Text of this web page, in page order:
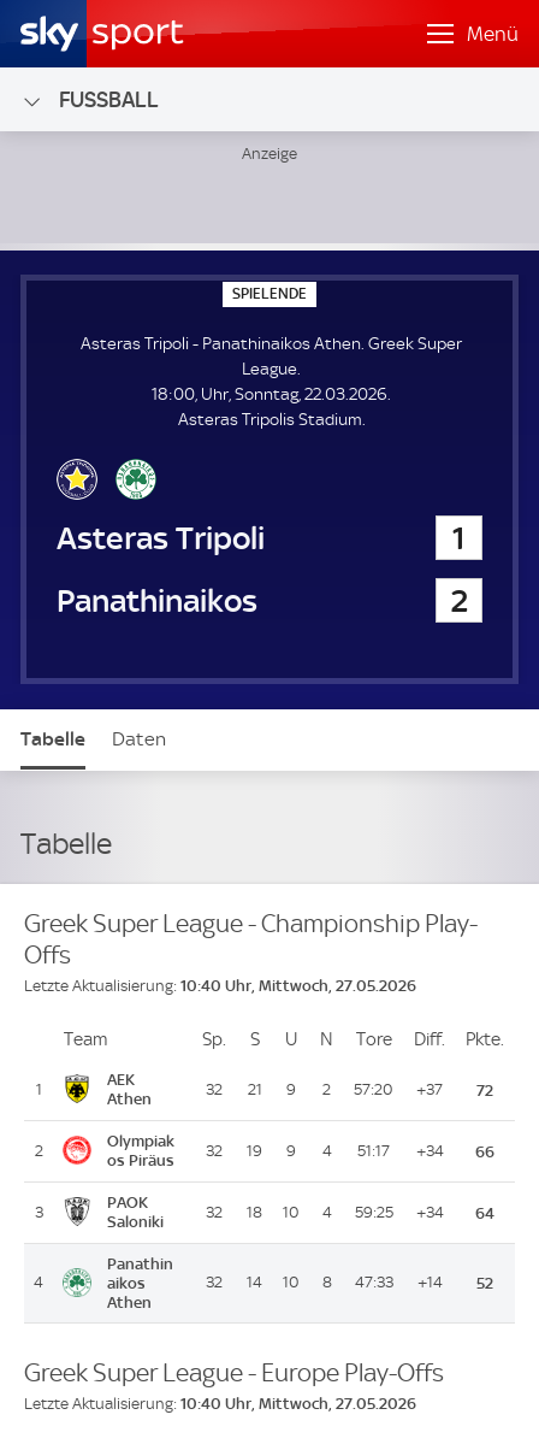
Menü
FUSSBALL
SPIELENDE
P
E
N
D
E
Asteras Tripoli - Panathinaikos Athen. Greek Super
League.
18:00, Uhr, Sonntag, 22.03.2026.
Asteras Tripolis Stadium.
Asteras Tripoli
1
Panathinaikos Athen
2
Tabelle Daten
Tabelle
Greek Super League - Championship Play-
Offs
Letzte Aktualisierung: 10:40 Uhr, Mittwoch, 27.05.2026
PlatzTeam Sp. Spiele
SSiege
U Unentschieden
N Niederlagen
ToreToreDiff. Differenz
Pkte.
1
AEK
Athen
32 21 9 2 57:20 +37 72
2
Olympiak
os Piräus
32 19 9 4 51:17 +34 66
3
PAOK
Saloniki
32 18 10 4 59:25 +34 64
4
Panathin
aikos
Athen
32 14 10 8 47:33 +14 52
Greek Super League - Europe Play-Offs
Letzte Aktualisierung: 10:40 Uhr, Mittwoch, 27.05.2026